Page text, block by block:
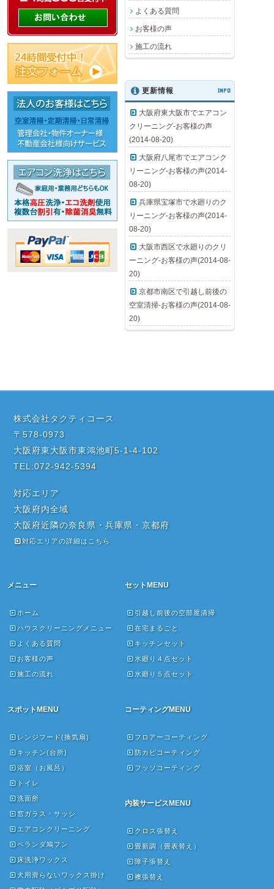
よくある質問
お客様の声
施工の流れ
更新情報 INFO
大阪府東大阪市でエアコン
クリーニング-お客様の声
(2014-08-20)
大阪府八尾市でエアコンク
リーニング-お客様の声(2014-
08-20)
兵庫県宝塚市で水廻りのク
リーニング-お客様の声(2014-
08-20)
大阪市西区で水廻りのクリ
ーニング-お客様の声(2014-08-
20)
京都市南区で引越し前後の
空室清掃-お客様の声(2014-08-
20)
株式会社タクティコース
〒578-0973
大阪府東大阪市東鴻池町5-1-4-102
TEL:072-942-5394
対応エリア
大阪府内全域
大阪府近隣の奈良県・兵庫県・京都府
対応エリアの詳細はこちら
メニュー
ホーム
ハウスクリーニングメニュー
よくある質問
お客様の声
施工の流れ
セットMENU
引越し前後の空部屋清掃
在宅まるごと
キッチンセット
水廻り４点セット
水廻り５点セット
スポットMENU
レンジフード(換気扇)
キッチン(台所)
浴室（お風呂）
トイレ
洗面所
窓ガラス・サッシ
エアコンクリーニング
ベランダ鳩フン
床洗浄ワックス
犬用滑らないワックス掛け
コーティングMENU
フロアーコーティング
防カビコーティング
フッソコーティング
内装サービスMENU
クロス張替え
畳新調（畳表替え）
障子張替え
襖張替え